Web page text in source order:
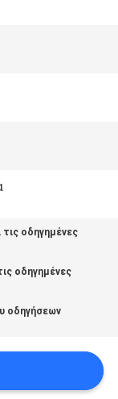
τις οδηγημένες
οδηγημένες
οδηγήσεων